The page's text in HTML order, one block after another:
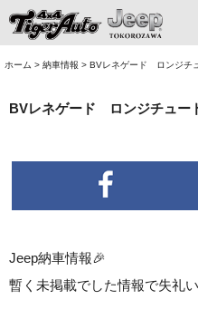
ホーム > 納車情報 > BVレネゲード ロンジチ
BVレネゲード ロンジチュ
Jeep納車情報🎉
暫く未掲載でした情報で失礼